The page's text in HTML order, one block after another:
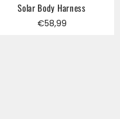
Solar Body Harness
Regular
€58,99